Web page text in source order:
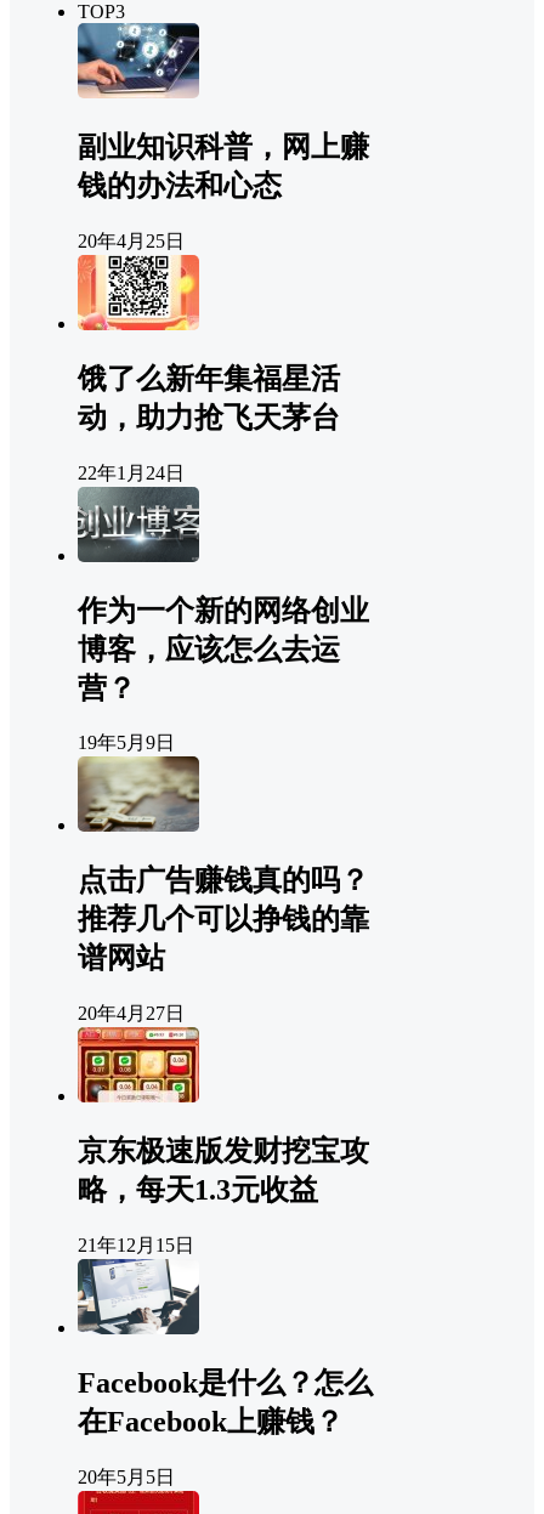
TOP3
副业知识科普，网上赚
钱的办法和心态
20年4月25日
饿了么新年集福星活
动，助力抢飞天茅台
22年1月24日
作为一个新的网络创业
博客，应该怎么去运
营？
19年5月9日
点击广告赚钱真的吗？
推荐几个可以挣钱的靠
谱网站
20年4月27日
京东极速版发财挖宝攻
略，每天1.3元收益
21年12月15日
Facebook是什么？怎么
在Facebook上赚钱？
20年5月5日